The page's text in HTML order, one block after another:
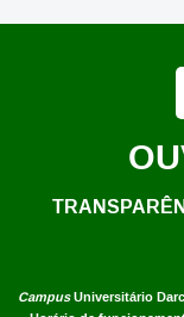
CampusUniversitário